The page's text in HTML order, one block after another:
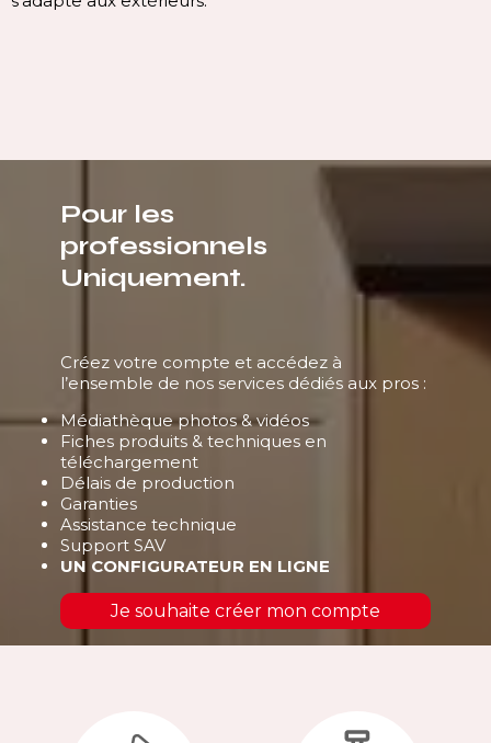
Pour les
professionnels
Uniquement.
Créez votre compte et accédez à
l’ensemble de nos services dédiés aux pros :
Médiathèque photos & vidéos
Fiches produits & techniques en
téléchargement
Délais de production
Garanties
Assistance technique
Support SAV
UN CONFIGURATEUR EN LIGNE
Je souhaite créer mon compte